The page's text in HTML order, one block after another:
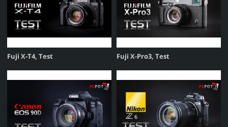
Fuji X-T4, Test Fuji X-Pro3, Test